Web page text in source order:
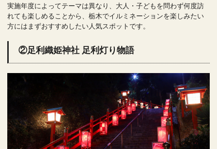
実施年度によってテーマは異なり、大人・子どもを問わず何度訪
れても楽しめることから、栃木でイルミネーションを楽しみたい
方にはまずおすすめしたい人気スポットです。
②足利織姫神社 足利灯り物語